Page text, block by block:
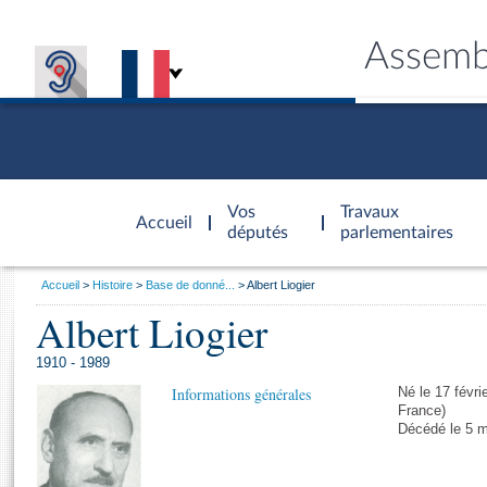
Accueil
d'accueil
Vos
députés
Travaux
parlementaires
Général
Vous
Accueil Histoire Base de donné... Albert Liogier
Albert Liogier
1910 - 1989
Informations générales
Né le 17
France)
Décédé le 5